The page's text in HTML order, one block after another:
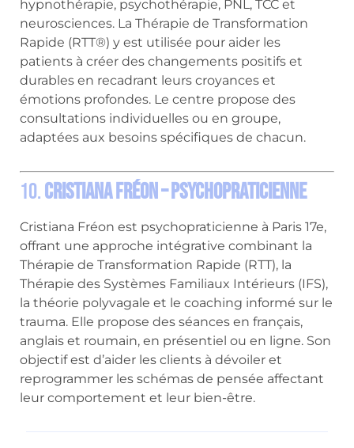
hypnothérapie, psychothérapie, PNL, TCC et
neurosciences. La Thérapie de Transformation
Rapide (RTT®) y est utilisée pour aider les
patients à créer des changements positifs et
durables en recadrant leurs croyances et
émotions profondes. Le centre propose des
consultations individuelles ou en groupe,
adaptées aux besoins spécifiques de chacun.
10.Cristiana Fréon – Psychopraticienne
Cristiana Fréon est psychopraticienne à Paris 17e,
offrant une approche intégrative combinant la
Thérapie de Transformation Rapide (RTT), la
Thérapie des Systèmes Familiaux Intérieurs (IFS),
la théorie polyvagale et le coaching informé sur le
trauma. Elle propose des séances en français,
anglais et roumain, en présentiel ou en ligne. Son
objectif est d’aider les clients à dévoiler et
reprogrammer les schémas de pensée affectant
leur comportement et leur bien-être.